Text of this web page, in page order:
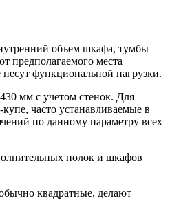
объем шкафа, тумбы
предполагаемого места
функциональной нагрузки.
мм с учетом стенок. Для
часто устанавливаемые в
по данному параметру всех
полок и шкафов
квадратные, делают